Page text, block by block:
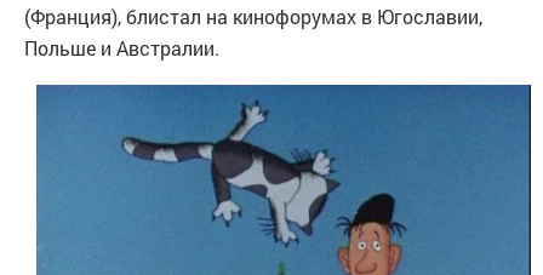
(Франция), блистал на кинофорумах в Югославии,
Польше и Австралии.